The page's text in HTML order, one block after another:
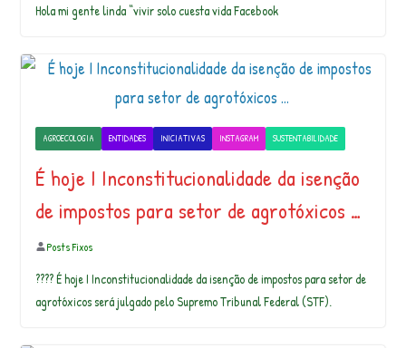
Hola mi gente linda “vivir solo cuesta vida Facebook
AGROECOLOGIA ENTIDADES INICIATIVAS INSTAGRAM SUSTENTABILIDADE
É hoje I Inconstitucionalidade da isenção
de impostos para setor de agrotóxicos …
Posts Fixos
???? É hoje I Inconstitucionalidade da isenção de impostos para setor de
agrotóxicos será julgado pelo Supremo Tribunal Federal (STF).⁣